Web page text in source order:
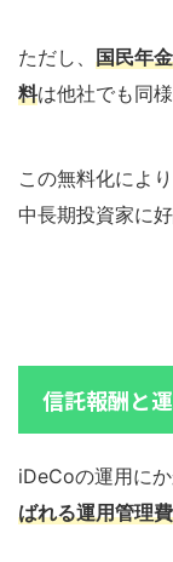
ただし、 国民年
料は他社でも同様
この無料化によ
中長期投資家に好
信託報酬と
iDeCoの運用に
ばれる運用管理